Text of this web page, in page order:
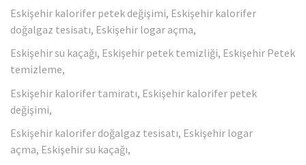
Eskişehir kalorifer petek değişimi, Eskişehir kalorifer
doğalgaz tesisatı, Eskişehir logar açma,
Eskişehir su kaçağı, Eskişehir petek temizliği, Eskişehir Petek
temizleme,
Eskişehir kalorifer tamiratı, Eskişehir kalorifer petek
değişimi,
Eskişehir kalorifer doğalgaz tesisatı, Eskişehir logar
açma, Eskişehir su kaçağı,